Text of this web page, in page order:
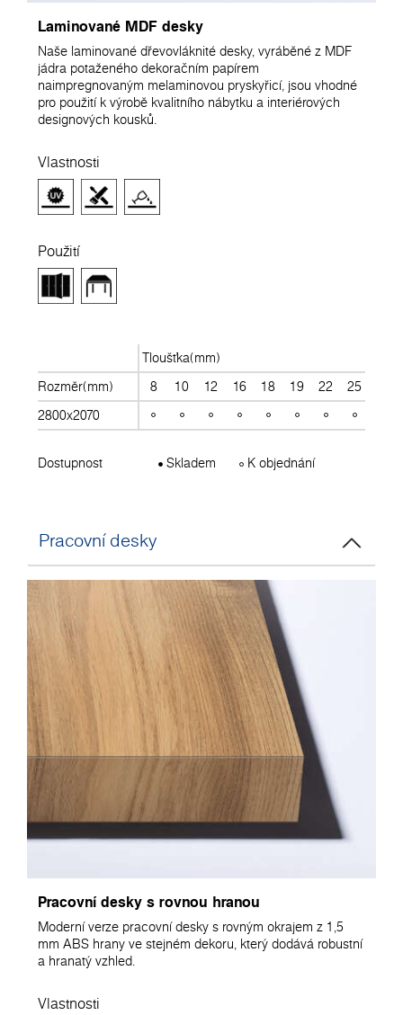
Laminované MDF desky
Naše laminované dřevovláknité desky, vyráběné z MDF
jádra potaženého dekoračním papírem
naimpregnovaným melaminovou pryskyřicí, jsou vhodné
pro použití k výrobě kvalitního nábytku a interiérových
designových kousků.
Vlastnosti
Použití
Tloušťka(mm)
Rozměr(mm)
8 10 12 16 18 19 22 25
2800x2070
Dostupnost Skladem K objednání
Pracovní desky
Pracovní desky s rovnou hranou
Moderní verze pracovní desky s rovným okrajem z 1,5
mm ABS hrany ve stejném dekoru, který dodává robustní
a hranatý vzhled.
Vlastnosti